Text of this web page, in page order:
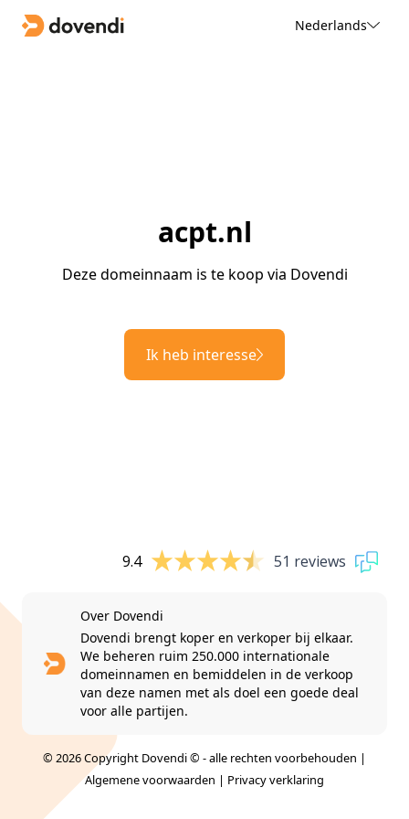
Nederlands
acpt.nl
Deze domeinnaam is te koop via Dovendi
Ik heb interesse
9.4 51 reviews
Over Dovendi
Dovendi brengt koper en verkoper bij elkaar.
We beheren ruim 250.000 internationale
domeinnamen en bemiddelen in de verkoop
van deze namen met als doel een goede deal
voor alle partijen.
© 2026 Copyright Dovendi © - alle rechten voorbehouden |
Algemene voorwaarden | Privacy verklaring